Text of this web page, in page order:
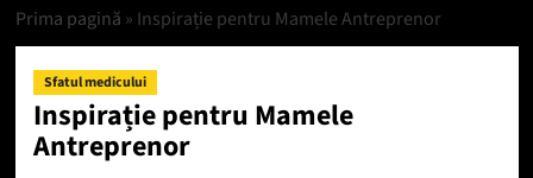
Prima pagină » Inspirație pentru Mamele Antreprenor
Sfatul medicului
Inspirație pentru Mamele
Antreprenor